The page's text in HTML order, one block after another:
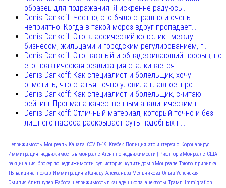
образец для подражания! Я искренне радуюсь...
Denis Dankoff: Честно, это было страшно и очень
неприятно. Когда в такой мороз вдруг пропадает...
Denis Dankoff: Это классический конфликт между
бизнесом, жильцами и городским регулированием, г...
Denis Dankoff: Это важный и обнадеживающий прорыв, но
его практическая реализация сталкивается...
Denis Dankoff: Как специалист и болельщик, хочу
отметить, что статья точно уловила главное: про...
Denis Dankoff: Как специалист и болельщик, считаю
рейтинг Пронмана качественным аналитическим п...
Denis Dankoff: Отличный материал, который точно и без
лишнего пафоса раскрывает суть подобных п...
Недвижимость Монреаль Канада COVID-19 Квебек Полиция это интересно Коронавирус
Иммиграция недвижимость в монреале Агент по недвижимости | Риэлтор в Монреале США
вакцинация брокер по недвижимости суд история купить дом в Монреале Трюдо прививка
ТВ вакцина пожар Иммиграция в Канаду Александра Мельникова Ольга Успенская
Эмилия Альтшулер Работа недвижимость в канаде школа анекдоты Трамп
Immigration